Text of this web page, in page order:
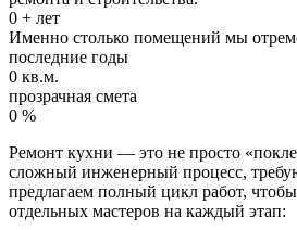
0 + лет
Именно столько помещений мы
последние годы
0 кв.м.
прозрачная смета
0 %
Ремонт кухни — это не просто
сложный инженерный процесс,
предлагаем полный цикл работ,
отдельных мастеров на каждый этап: